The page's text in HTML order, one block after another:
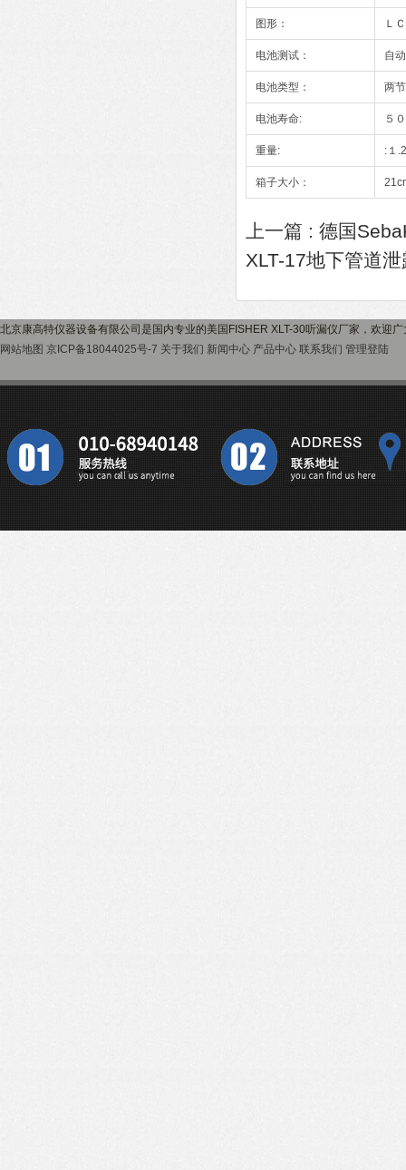
图形： Ｌ
电池测试： 自
电池类型： 两
电池寿命: ５
重量: :１
箱子大小：
上一篇 : 德国
XLT-17地下管道
北京康高特仪器设备有限公司是国内专业的美国FISHER XLT-30听漏仪厂家，欢迎
网站地图 京ICP备18044025号-7 关于我们 新闻中心 产品中心 联系我们 管理登陆